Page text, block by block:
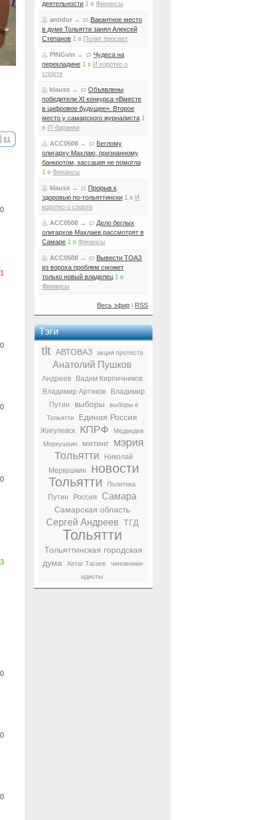
61
0
0
0
0
0
0
0
деятельности 1 в Финансы
antidur →
Вакантное место
в думе Тольятти занял Алексей
Степанов 1 в Полит просвет
PINGvin →
Чудеса на
перекладине 1 в И коротко о
спорте
klauss →
Объявлены
победители XI конкурса «Вместе
в цифровое будущее». Второе
место у самарского журналиста 1
в IT-баранки
ACC0508 →
Беглому
олигарху Махлаю, признанному
банкротом, кассация не помогла
1 в Финансы
klauss →
Прорыв к
здоровью по-тольяттински 1 в И
коротко о спорте
ACC0508 →
Дело беглых
олигархов Махлаев рассмотрят в
Самаре 1 в Финансы
ACC0508 →
Вывести ТОАЗ
из вороха проблем сможет
только новый владелец 1 в
Финансы
Весь эфир | RSS
Тэги
tlt АВТОВАЗ акция протеста
Анатолий Пушков
Андреев
Вадим Кирпичников
Владимир Артяков
Владимир
Путин
выборы
выборы в
Тольятти
Единая Россия
Жигулевск КПРФ
Медведев
Меркушкин
митинг мэрия
Тольятти
Николай
Меркушкин
новости
Тольятти
Политика
Путин Россия Самара
Самарская область
Сергей Андреев ТГД
Тольятти
Тольяттинская городская
дума
Хетаг Тагаев
чиновники-
идиоты